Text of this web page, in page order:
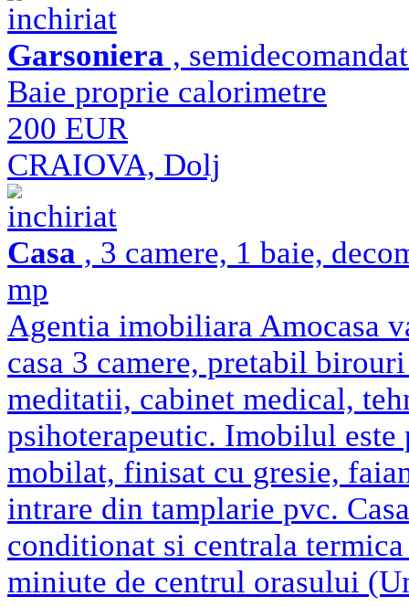
inchiriat
Garsoniera ,
Baie proprie calorimetre
200 EUR
CRAIOVA, Dolj
inchiriat
Casa , 3 camere, 1 baie,
mp
Agentia imobiliara Amocasa
casa 3 camere, pretabil
meditatii, cabinet medical,
psihoterapeutic. Imobilul este
mobilat, finisat cu gresie,
intrare din tamplarie pvc.
conditionat si centrala
miniute de centrul orasului